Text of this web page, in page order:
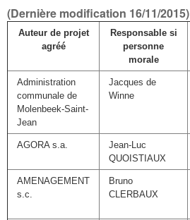
(Dernière modification 16/11/2015)
Auteur de projet
agréé
Responsable si
personne
morale
Administration
communale de
Molenbeek-Saint-
Jean
Jacques de
Winne
AGORA s.a.
Jean-Luc
QUOISTIAUX
AMENAGEMENT
s.c.
Bruno
CLERBAUX